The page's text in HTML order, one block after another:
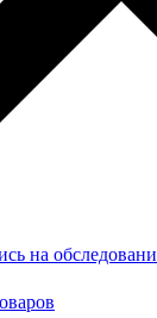
на